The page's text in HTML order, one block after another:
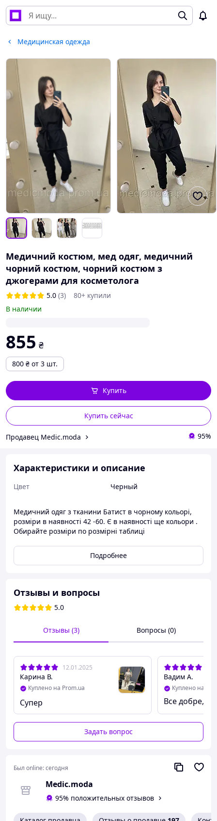
Медицинская одежда
Медичний костюм, мед одяг, медичний
чорний костюм, чорний костюм з
джогерами для косметолога
5.0 (3)
80+ купили
В наличии
855 ₴
800 ₴ от 3 шт.
Купить сейчас
Купить
Продавец Мedic.moda 95%
Характеристики и описание
Цвет Черный
Медичний одяг з тканини Батист в чорному кольорі,
розміри в наявності 42 -60. Є в наявності ще кольори .
Обирайте розміри по розмірні таблиці
Подробнее
Отзывы и вопросы
5.0
Отзывы (3) Вопросы (0)
12.01.2025
Карина В.
Куплено на Prom.ua
Супер
Вадим А.
Куплено на
Все добре,
Задать вопрос
Был online:сегодня
Мedic.moda
95% положительных отзывов